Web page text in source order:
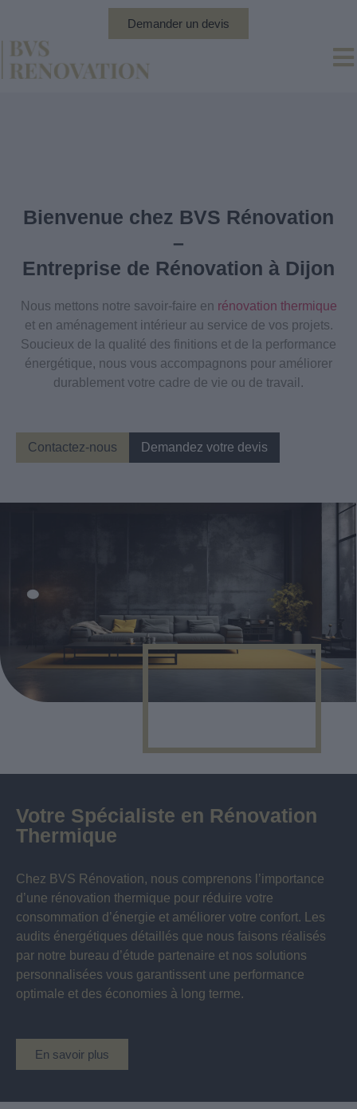
Demander un devis
Bienvenue chez BVS Rénovation
–
Entreprise de Rénovation à Dijon
Nous mettons notre savoir-faire en rénovation thermique
et en aménagement intérieur au service de vos projets.
Soucieux de la qualité des finitions et de la performance
énergétique, nous vous accompagnons pour améliorer
durablement votre cadre de vie ou de travail.
Contactez-nous Demandez votre devis
Votre Spécialiste en Rénovation
Thermique
Chez BVS Rénovation, nous comprenons l’importance
d’une rénovation thermique pour réduire votre
consommation d’énergie et améliorer votre confort. Les
audits énergétiques détaillés que nous faisons réalisés
par notre bureau d’étude partenaire et nos solutions
personnalisées vous garantissent une performance
optimale et des économies à long terme.
En savoir plus